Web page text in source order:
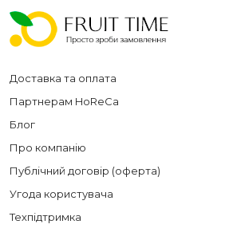
Доставка та оплата
Партнерам HoReCa
Блог
Про компанію
Публічний договір (оферта)
Угода користувача
Техпідтримка